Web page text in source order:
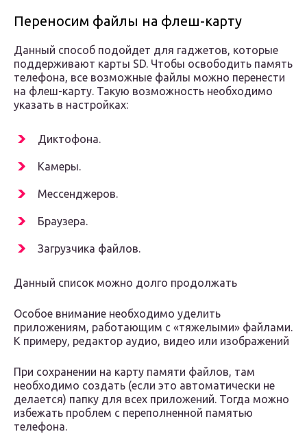
Переносим файлы на флеш-карту
Данный способ подойдет для гаджетов, которые
поддерживают карты SD. Чтобы освободить память
телефона, все возможные файлы можно перенести
на флеш-карту. Такую возможность необходимо
указать в настройках:
Диктофона.
Камеры.
Мессенджеров.
Браузера.
Загрузчика файлов.
Данный список можно долго продолжать
Особое внимание необходимо уделить
приложениям, работающим с «тяжелыми» файлами.
К примеру, редактор аудио, видео или изображений
При сохранении на карту памяти файлов, там
необходимо создать (если это автоматически не
делается) папку для всех приложений. Тогда можно
избежать проблем с переполненной памятью
телефона.